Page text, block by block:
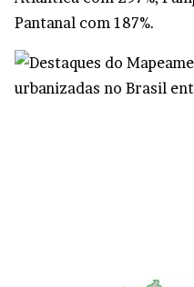
Pantanal com 187%.